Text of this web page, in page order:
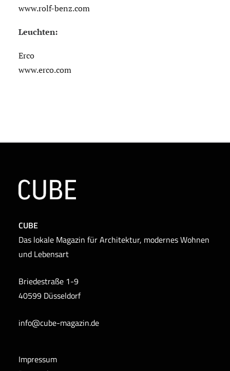
www.rolf-benz.com
Leuchten:
Erco
www.erco.com
CUBE
Das lokale Magazin für Architektur, modernes Wohnen
und Lebensart
Briedestraße 1-9
40599 Düsseldorf
info@cube-magazin.de
Impressum